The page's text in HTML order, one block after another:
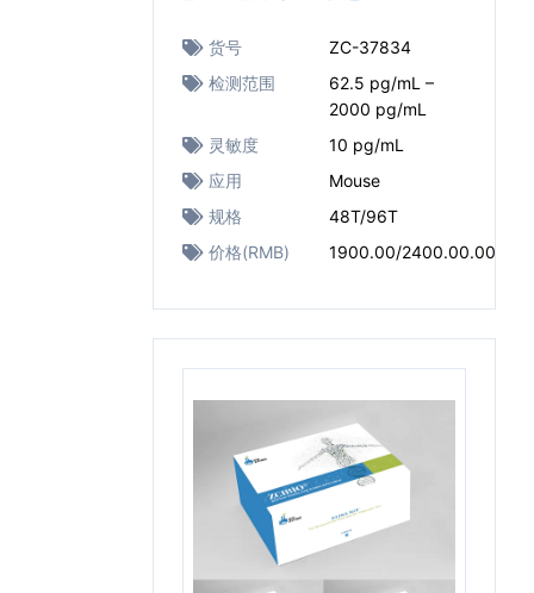
货号
ZC-37834
检测范围
62.5 pg/mL –
2000 pg/mL
灵敏度
10 pg/mL
应用
Mouse
规格
48T/96T
价格(RMB)
1900.00/2400.00.00